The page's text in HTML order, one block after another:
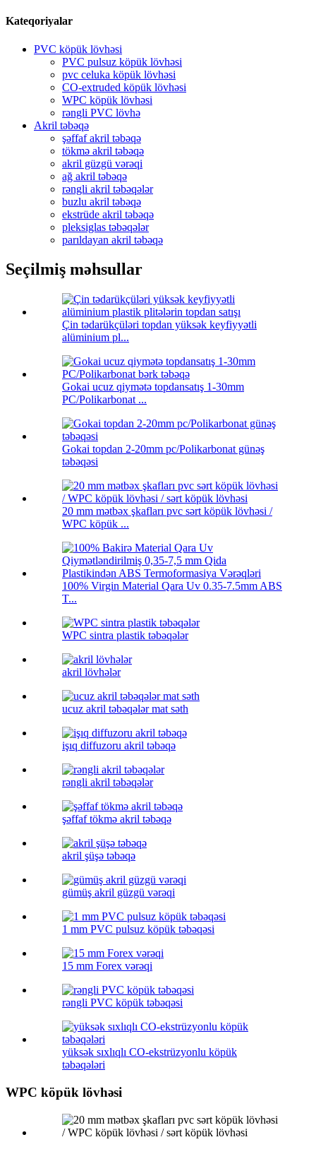
Kateqoriyalar
PVC köpük lövhəsi
PVC pulsuz köpük lövhəsi
pvc celuka köpük lövhəsi
CO-extruded köpük lövhəsi
WPC köpük lövhəsi
rəngli PVC lövhə
Akril təbəqə
şəffaf akril təbəqə
tökmə akril təbəqə
akril güzgü vərəqi
ağ akril təbəqə
rəngli akril təbəqələr
buzlu akril təbəqə
ekstrüde akril təbəqə
pleksiglas təbəqələr
parıldayan akril təbəqə
Seçilmiş məhsullar
Çin tədarükçüləri topdan yüksək keyfiyyətli
alüminium pl...
Gokai ucuz qiymətə topdansatış 1-30mm
PC/Polikarbonat ...
Gokai topdan 2-20mm pc/Polikarbonat günəş
təbəqəsi
20 mm mətbəx şkafları pvc sərt köpük lövhəsi /
WPC köpük ...
100% Virgin Material Qara Uv 0.35-7.5mm ABS
T...
WPC sintra plastik təbəqələr
akril lövhələr
ucuz akril təbəqələr mat səth
işıq diffuzoru akril təbəqə
rəngli akril təbəqələr
şəffaf tökmə akril təbəqə
akril şüşə təbəqə
gümüş akril güzgü vərəqi
1 mm PVC pulsuz köpük təbəqəsi
15 mm Forex vərəqi
rəngli PVC köpük təbəqəsi
yüksək sıxlıqlı CO-ekstrüzyonlu köpük
təbəqələri
WPC köpük lövhəsi